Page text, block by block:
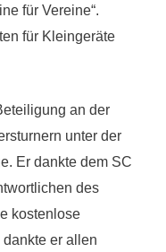
für Vereine“.
für Kleingeräte
an der
unter der
Er dankte dem SC
des
kostenlose
er allen